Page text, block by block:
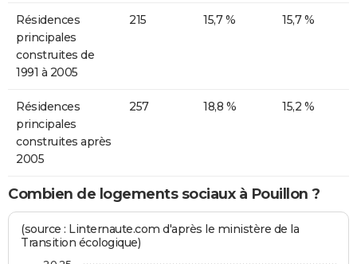
Résidences
principales
construites de
1991 à 2005
215 15,7 % 15,7 %
Résidences
principales
construites après
2005
257 18,8 % 15,2 %
Combien de logements sociaux à Pouillon ?
(source : Linternaute.com d'après le ministère de la
Transition écologique)